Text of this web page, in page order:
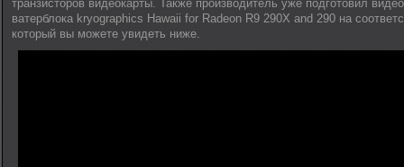
транзисторов видеокарты. Также производитель уже подготовил
ватерблока kryographics Hawaii for Radeon R9 290X and 290 на
который вы можете увидеть ниже.